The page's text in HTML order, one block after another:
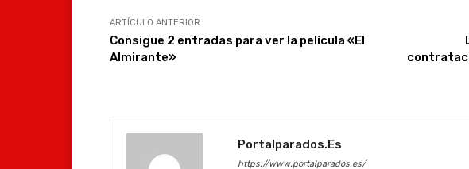
ARTÍCULO ANTERIOR
Consigue 2 entradas para ver la película «El
Almirante»
Portalparados.es
https://www.portalparados.es/